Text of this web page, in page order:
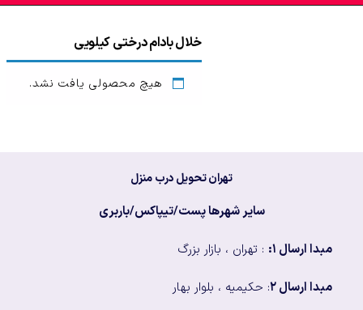
خلال بادام درختی کیلویی
هیچ محصولی یافت نشد.
تهران تحویل درب منزل
سایر شهرها پست/تیپاکس/باربری
مبدا ارسال ۱: : تهران ، بازار بزرگ
مبدا ارسال ۲ : حکیمیه ، بلوار بهار